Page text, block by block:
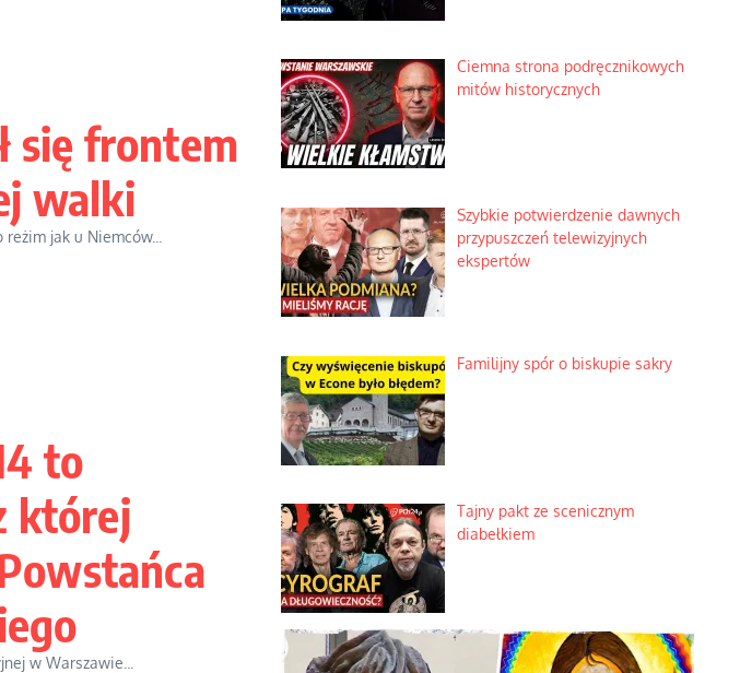
się frontem
walki
jak u Niemców...
to
której
w Warszawie...
Ciemna strona podręcznikowych
mitów historycznych
Szybkie potwierdzenie dawnych
przypuszczeń telewizyjnych
ekspertów
Familijny spór o biskupie sakry
Tajny pakt ze scenicznym
diabełkiem